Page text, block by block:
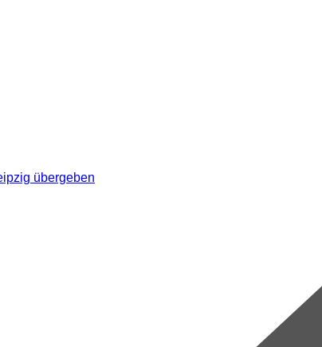
übergeben